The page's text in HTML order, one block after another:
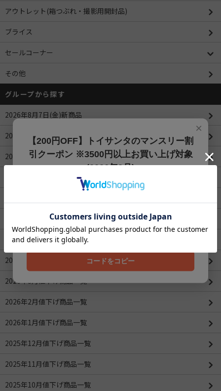
アウトレット(箱つぶれ・撮影用開封品)
ブライス
セールコーナー
その他
グループから探す
2026年8月7日(金)新商品
2026年8月6日(木)新商品
2026年8月5日(水)新商品
2026年8月4日(火)新商品
2026年8月1日(土)新商品
ROBOTIMEシリーズ
2026年4月値下げ商品一覧(更新：2026/04/16)
2026年3月値下げ商品一覧
2026年2月値下げ商品一覧
2026年1月値下げ商品一覧
2025年12月値下げ商品一覧
2025年11月値下げ商品一覧
2025年10月値下げ商品一覧
×
【200円OFF】トイサンタのマンスリー割
引クーポン ※3500円以上お買い上げ対象
(2026年8月)
【200円OFFクーポン】3500円以上お買上げでご利用可能
です!! 8月1日～8月31日まで
202608
コードをコピー